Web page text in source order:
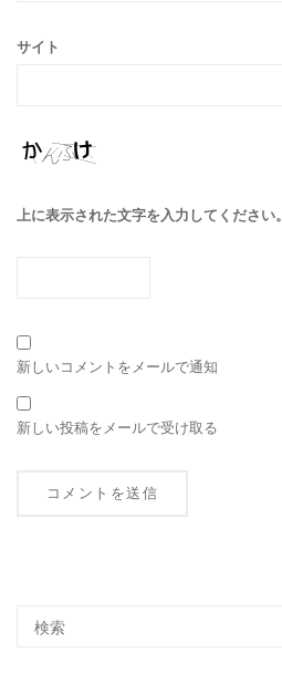
サイト
上に表示された文字を入力してください。
新しいコメントをメールで通知
新しい投稿をメールで受け取る